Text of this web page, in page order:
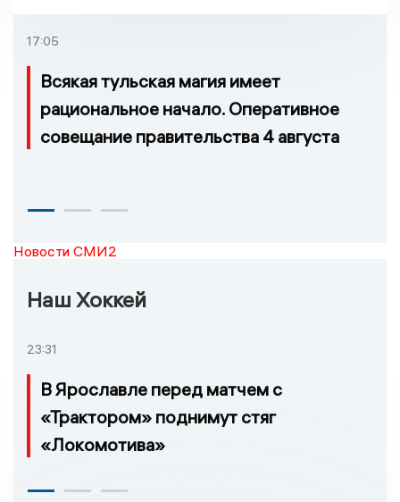
17:05
Всякая тульская магия имеет
рациональное начало. Оперативное
совещание правительства 4 августа
Новости СМИ2
Наш Хоккей
23:31
В Ярославле перед матчем с
«Трактором» поднимут стяг
«Локомотива»